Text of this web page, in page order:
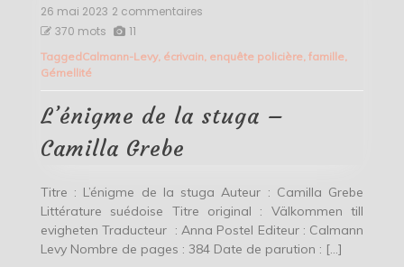
26 mai 2023 2 commentaires
la
Camilla
Grebe
370 mots 11
TaggedCalmann-Levy, écrivain, enquête policière, famille,
Gémellité
L’énigme de la stuga –
Camilla Grebe
Titre : L’énigme de la stuga Auteur : Camilla Grebe
Littérature suédoise Titre original : Välkommen till
evigheten Traducteur : Anna Postel Editeur : Calmann
Levy Nombre de pages : 384 Date de parution : […]